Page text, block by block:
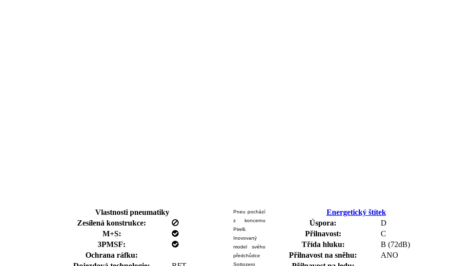
Vlastnosti pneumatiky
Zesílená konstrukce:
M+S:
3PMSF:
Ochrana ráfku:
Energetický štítek
Úspora:
D
Přilnavost:
C
Třída hluku:
B (72dB)
Přilnavost na sněhu:
ANO
Pneu pochází
z koncernu
Pirelli.
Inovovaný
model svého
předchůdce
Sottozero